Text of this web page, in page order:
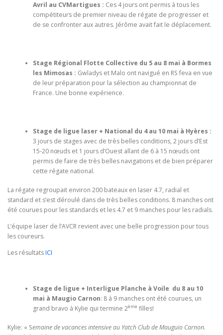
PLANNING DES COURS REVUES DE PRESSE
Avril au CVMartigues : Ces 4 jours ont permis à tous les
compétiteurs de premier niveau de régate de progresser et
de se confronter aux autres. Jérôme avait fait le déplacement.
Stage Régional Flotte Collective du 5 au 8 mai à Bormes
les Mimosas : Gwladys et Malo ont navigué en RS feva en vue
de leur préparation pour la sélection au championnat de
France. Une bonne expérience.
Stage de ligue laser + National du 4 au 10 mai à Hyères :
3 jours de stages avec de très belles conditions, 2 jours d’Est
15-20 nœuds et 1 jours d’Ouest allant de 6 à 15 nœuds ont
permis de faire de très belles navigations et de bien préparer
cette régate national.
La régate regroupait environ 200 bateaux en laser 4.7, radial et
standard et s’est déroulé dans de très belles conditions. 8 manches ont
été courues pour les standards et les 4.7 et 9 manches pour les radials.
L’équipe laser de l’AVCR revient avec une belle progression pour tous
les coureurs.
Les résultatsICI
Stage de ligue + Interligue Planche à Voile du 8 au 10
mai à Maugio Carnon: 8 à 9 manches ont été courues, un
grand bravo à Kylie qui termine 2ème filles!
Kylie: « Semaine de vacances intensive au Yatch Club de Mauguio Carnon.